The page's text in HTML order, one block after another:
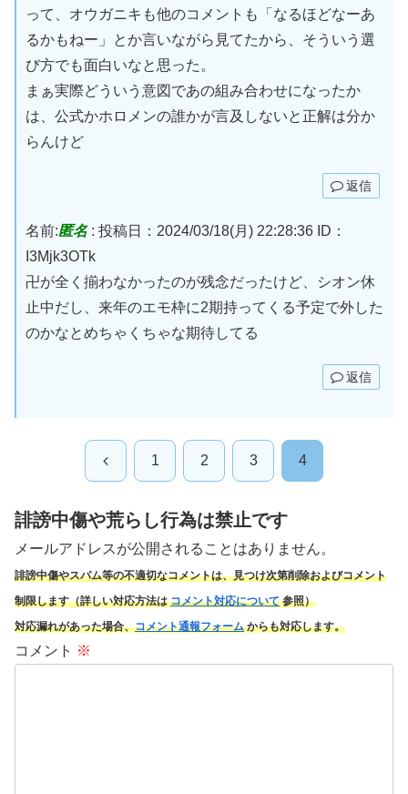
って、オウガニキも他のコメントも「なるほどなーあ
るかもねー」とか言いながら見てたから、そういう選
び方でも面白いなと思った。
まぁ実際どういう意図であの組み合わせになったか
は、公式かホロメンの誰かが言及しないと正解は分か
らんけど
返信
名前:匿名: 投稿日：2024/03/18(月) 22:28:36
ID：
I3Mjk3OTk
卍が全く揃わなかったのが残念だったけど、シオン休
止中だし、来年のエモ枠に2期持ってくる予定で外した
のかなとめちゃくちゃな期待してる
返信
前 1 2 3 4
誹謗中傷や荒らし行為は禁止です
メールアドレスが公開されることはありません。
誹謗中傷やスパム等の不適切なコメントは、見つけ次第削除およびコメント
制限します（詳しい対応方法はコメント対応について参照）
対応漏れがあった場合、コメント通報フォームからも対応します。
コメント ※